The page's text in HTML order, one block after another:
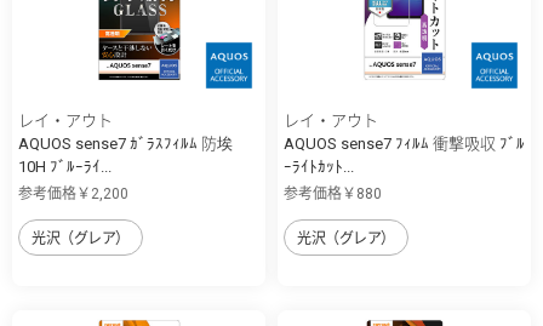
レイ・アウト
AQUOS sense7 ｶﾞﾗｽﾌｨﾙﾑ 防埃
10H ﾌﾞﾙｰﾗｲ...
参考価格￥2,200
光沢（グレア）
レイ・アウト
AQUOS sense7 ﾌｨﾙﾑ 衝撃吸収 ﾌﾞﾙ
ｰﾗｲﾄｶｯﾄ...
参考価格￥880
光沢（グレア）